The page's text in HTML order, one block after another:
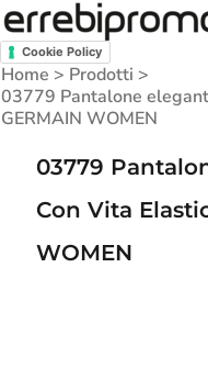
Cookie Policy
Home > Prodotti >
03779 Pantalone
GERMAIN WOMEN
03779
Con Vita
WOMEN